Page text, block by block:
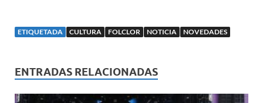
ETIQUETADA CULTURA FOLCLOR NOTICIA NOVEDADES
ENTRADAS RELACIONADAS